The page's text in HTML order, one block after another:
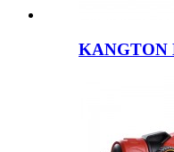
KANGTON